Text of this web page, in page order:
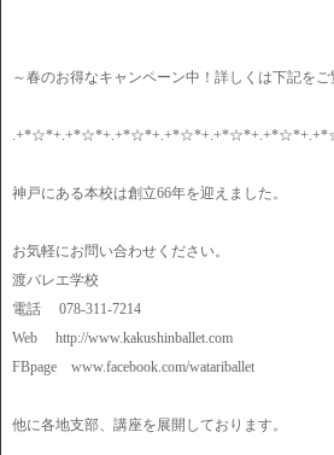
～春のお得なキャンペーン中！詳しくは下記をご
神戸にある本校は創立66年を迎えました。
お気軽にお問い合わせください。
渡バレエ学校
電話 078-311-7214
Web http://www.kakushinballet.com
FBpage www.facebook.com/watariballet
他に各地支部、講座を展開しております。